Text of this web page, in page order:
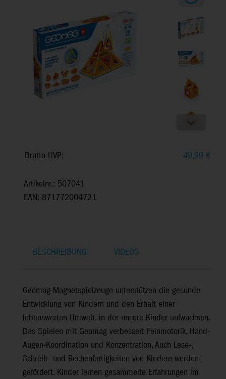
Brutto UVP: 49,99 €
Artikelnr.: 507041
EAN: 871772004721
BESCHREIBUNG VIDEOS
Geomag-Magnetspielzeuge unterstützen die gesunde
Entwicklung von Kindern und den Erhalt einer
lebenswerten Umwelt, in der unsere Kinder aufwachsen.
Das Spielen mit Geomag verbessert Feinmotorik, Hand-
Augen-Koordination und Konzentration, Auch Lese-,
Schreib- und Rechenfertigkeiten von Kindern werden
gefördert. Kinder lernen gesammelte Erfahrungen im